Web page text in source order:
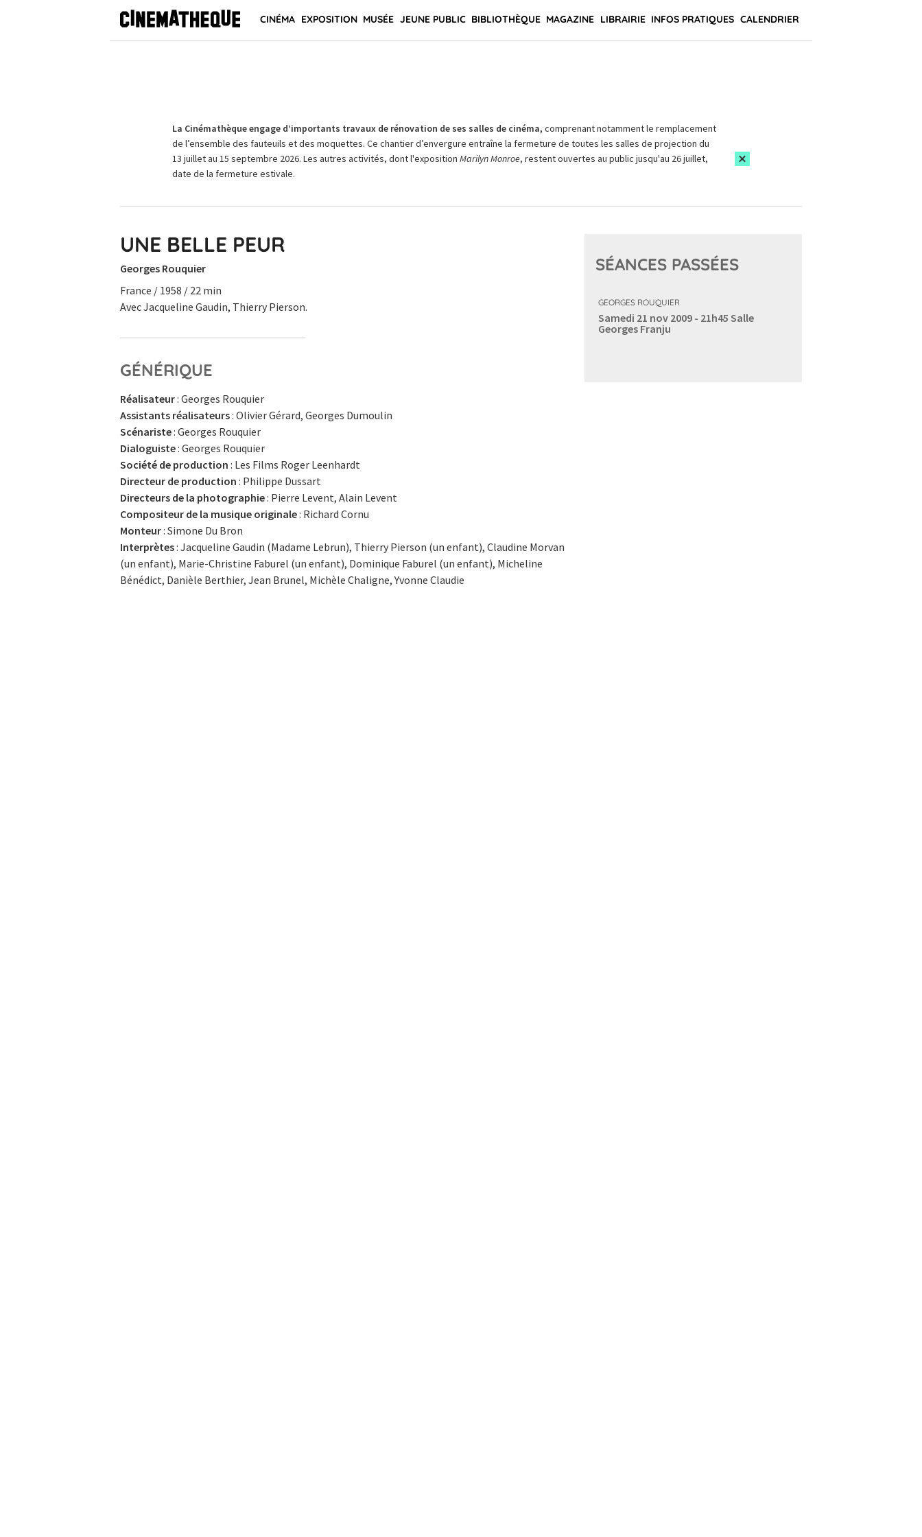
CINÉMA EXPOSITION MUSÉE JEUNE PUBLIC BIBLIOTHÈQUE MAGAZINE LIBRAIRIE INFOS PRATIQUES CALENDRIER
La Cinémathèque engage d’importants travaux de rénovation de ses salles de cinéma, comprenant notamment le remplacement
de l’ensemble des fauteuils et des moquettes. Ce chantier d’envergure entraîne la fermeture de toutes les salles de projection du
13 juillet au 15 septembre 2026. Les autres activités, dont l'exposition Marilyn Monroe, restent ouvertes au public jusqu'au 26 juillet,
date de la fermeture estivale.
UNE BELLE PEUR
Georges Rouquier
France / 1958 / 22 min
Avec Jacqueline Gaudin, Thierry Pierson.
GÉNÉRIQUE
Réalisateur: Georges Rouquier
Assistants réalisateurs: Olivier Gérard, Georges Dumoulin
Scénariste: Georges Rouquier
Dialoguiste: Georges Rouquier
Société de production : Les Films Roger Leenhardt
Directeur de production : Philippe Dussart
Directeurs de la photographie: Pierre Levent, Alain Levent
Compositeur de la musique originale: Richard Cornu
Monteur: Simone Du Bron
Interprètes: Jacqueline Gaudin (Madame Lebrun), Thierry Pierson (un enfant), Claudine Morvan
(un enfant), Marie-Christine Faburel (un enfant), Dominique Faburel (un enfant), Micheline
Bénédict, Danièle Berthier, Jean Brunel, Michèle Chaligne, Yvonne Claudie
SÉANCES PASSÉES
GEORGES ROUQUIER
Samedi 21 nov 2009 - 21h45 Salle
Georges Franju